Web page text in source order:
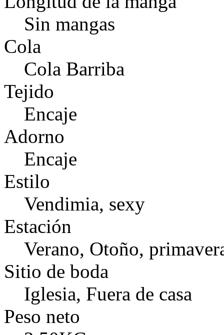
Sin mangas
Cola
Cola Barriba
Tejido
Encaje
Adorno
Encaje
Estilo
Vendimia, sexy
Estación
Verano, Otoño,
Sitio de boda
Iglesia, Fuera de casa
Peso neto